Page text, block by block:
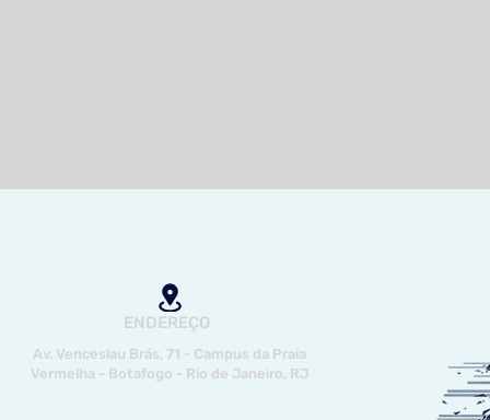
ENDEREÇO
Av. Venceslau Brás, 71 - Campus da Praia
Vermelha - Botafogo - Rio de Janeiro, RJ